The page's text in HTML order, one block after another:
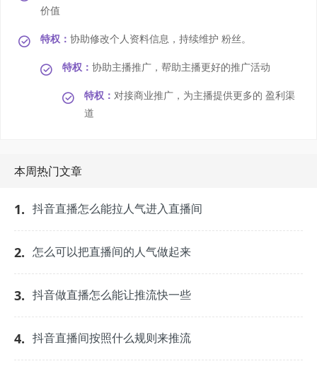
价值
特权： 协助修改个人资料信息，持续维护 粉丝。
特权： 协助主播推广，帮助主播更好的推广活动
特权： 对接商业推广，为主播提供更多的 盈利渠
道
本周热门文章
1. 抖音直播怎么能拉人气进入直播间
2. 怎么可以把直播间的人气做起来
3. 抖音做直播怎么能让推流快一些
4. 抖音直播间按照什么规则来推流